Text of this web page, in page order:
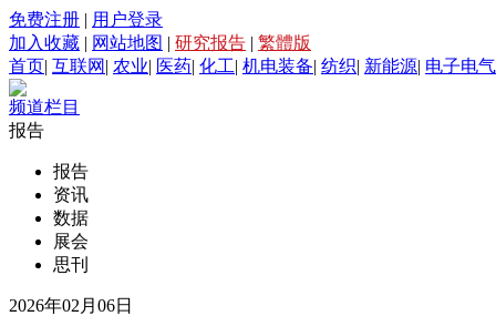
免费注册 | 用户登录
加入收藏 | 网站地图 | 研究报告 | 繁體版
首页| 互联网 | 农业| 医药| 化工| 机电装备| 纺织| 新能源| 电子电气
频道栏目
报告
报告
资讯
数据
展会
思刊
2026年02月06日